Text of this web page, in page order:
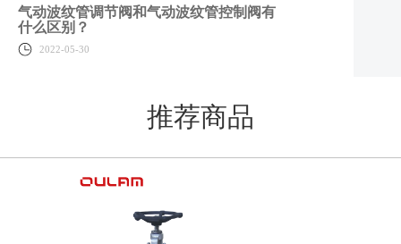
气动波纹管调节阀和气动波纹管控制阀有
什么区别？
2022-05-30
推荐商品